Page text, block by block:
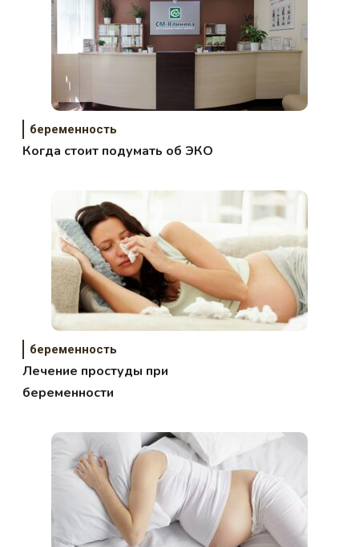
беременность
Когда стоит подумать об ЭКО
беременность
Лечение простуды при
беременности